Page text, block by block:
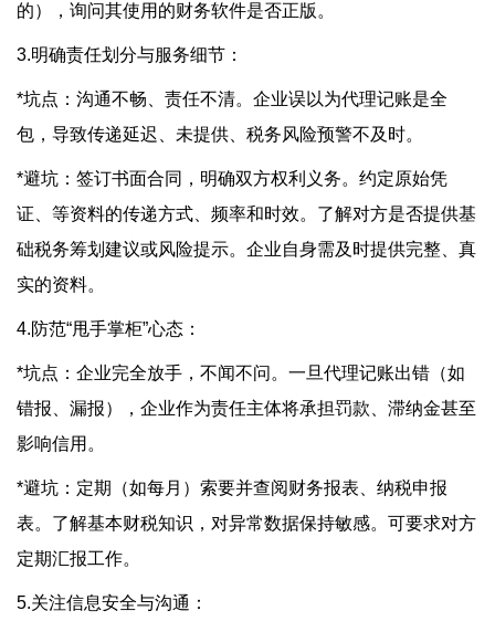
的），询问其使用的财务软件是否正版。
3.明确责任划分与服务细节：
*坑点：沟通不畅、责任不清。企业误以为代理记账是全
包，导致传递延迟、未提供、税务风险预警不及时。
*避坑：签订书面合同，明确双方权利义务。约定原始凭
证、等资料的传递方式、频率和时效。了解对方是否提供基
础税务筹划建议或风险提示。企业自身需及时提供完整、真
实的资料。
4.防范“甩手掌柜”心态：
*坑点：企业完全放手，不闻不问。一旦代理记账出错（如
错报、漏报），企业作为责任主体将承担罚款、滞纳金甚至
影响信用。
*避坑：定期（如每月）索要并查阅财务报表、纳税申报
表。了解基本财税知识，对异常数据保持敏感。可要求对方
定期汇报工作。
5.关注信息安全与沟通：